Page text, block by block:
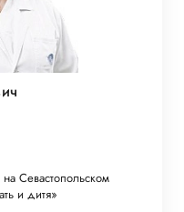
Севастопольском
и дитя»